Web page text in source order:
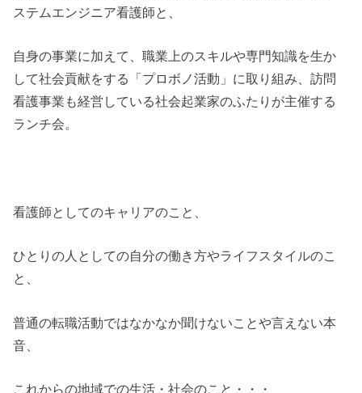
ステムエンジニア看護師と、
自身の事業に加えて、職業上のスキルや専門知識を生か
して社会貢献をする「プロボノ活動」に取り組み、訪問
看護事業も経営している社会起業家のふたりが主催する
ランチ会。
看護師としてのキャリアのこと、
ひとりの人としての自分の働き方やライフスタイルのこ
と、
普通の転職活動ではなかなか聞けないことや言えない本
音、
これからの地域での生活・社会のこと・・・